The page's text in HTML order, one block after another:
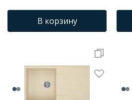
В корзину